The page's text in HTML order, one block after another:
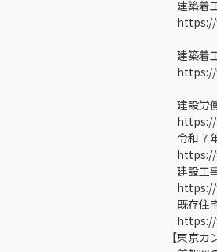
建築着
https://
建築着
https://
建設労
https://
令和７
https://
建設工
https://
既存住
https://
【東京カ